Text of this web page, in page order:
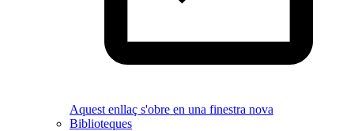
Aquest enllaç s'obre en una finestra nova
Biblioteques